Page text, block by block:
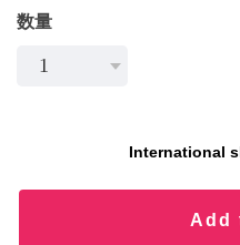
数量
International
Add